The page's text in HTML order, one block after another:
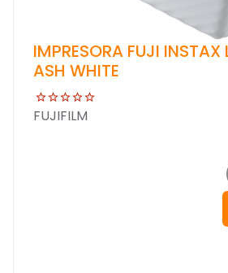
IMPRESORA FUJI INSTAX
ASH WHITE
FUJIFILM